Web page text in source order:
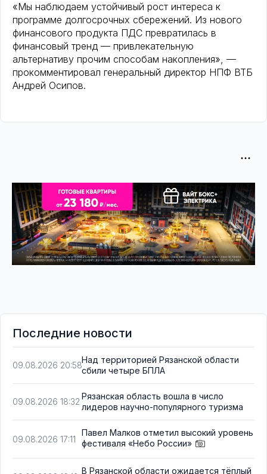
«Мы наблюдаем устойчивый рост интереса к
программе долгосрочных сбережений. Из нового
финансового продукта ПДС превратилась в
финансовый тренд — привлекательную
альтернативу прочим способам накопления», —
прокомментировал генеральный директор НПФ ВТБ
Андрей Осипов.
Последние новости
09.08.2026 20:58
Над территорией Рязанской области
сбили четыре БПЛА
09.08.2026 18:32
Рязанская область вошла в число
лидеров научно-популярного туризма
09.08.2026 17:11
Павел Малков отметил высокий уровень
фестиваля «Небо России»
В Рязанской области ожидается тёплый